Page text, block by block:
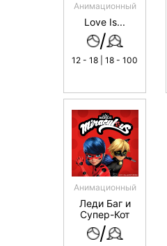
Анимационный
Love Is...
/
12 - 18 | 18 - 100
Анимационный
Леди Баг и
Супер-Кот
/